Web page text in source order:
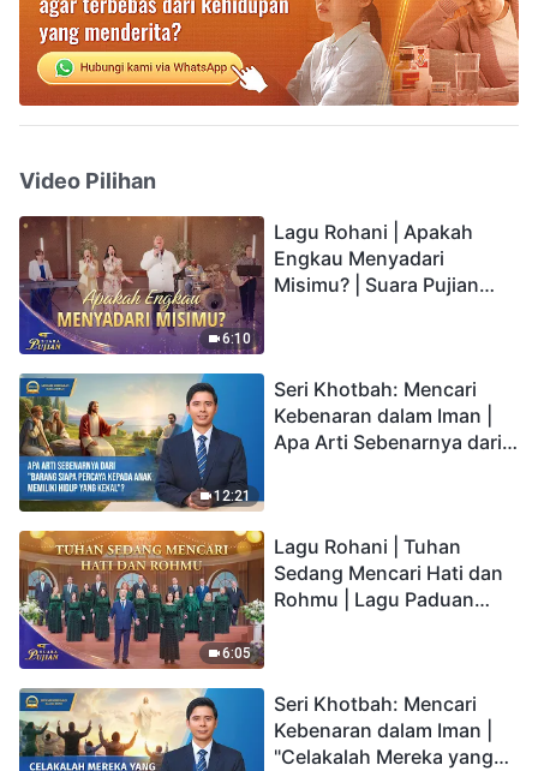
Video Pilihan
6:10
Lagu Rohani | Apakah
Engkau Menyadari
Misimu? | Suara Pujian
12:21
Seri Khotbah: Mencari
Kebenaran dalam Iman |
Apa Arti Sebenarnya dari
6:05
Lagu Rohani | Tuhan
Sedang Mencari Hati dan
Rohmu | Lagu Paduan
Seri Khotbah: Mencari
Kebenaran dalam Iman |
"Celakalah Mereka yang